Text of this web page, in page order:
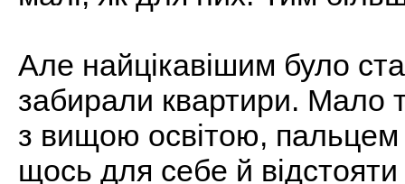
Але найцікавішим було
забирали квартири. Мало
з вищою освітою,
щось для себе й